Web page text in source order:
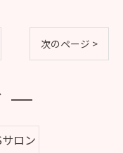
次のページ >
ロン